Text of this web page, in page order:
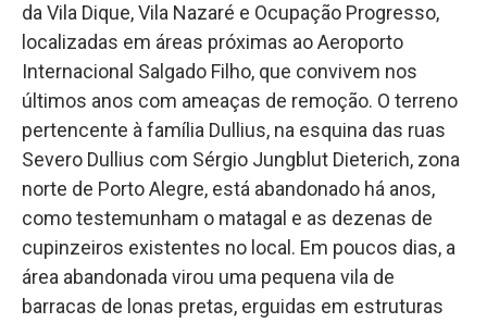
da Vila Dique, Vila Nazaré e Ocupação Progresso,
localizadas em áreas próximas ao Aeroporto
Internacional Salgado Filho, que convivem nos
últimos anos com ameaças de remoção. O terreno
pertencente à família Dullius, na esquina das ruas
Severo Dullius com Sérgio Jungblut Dieterich, zona
norte de Porto Alegre, está abandonado há anos,
como testemunham o matagal e as dezenas de
cupinzeiros existentes no local. Em poucos dias, a
área abandonada virou uma pequena vila de
barracas de lonas pretas, erguidas em estruturas